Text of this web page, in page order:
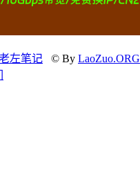
左笔记 © By LaoZuo.ORG